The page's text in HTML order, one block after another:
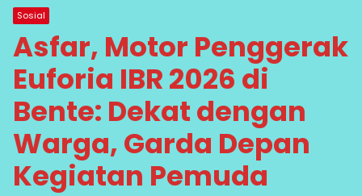
Sosial
Asfar, Motor Penggerak
Euforia IBR 2026 di
Bente: Dekat dengan
Warga, Garda Depan
Kegiatan Pemuda